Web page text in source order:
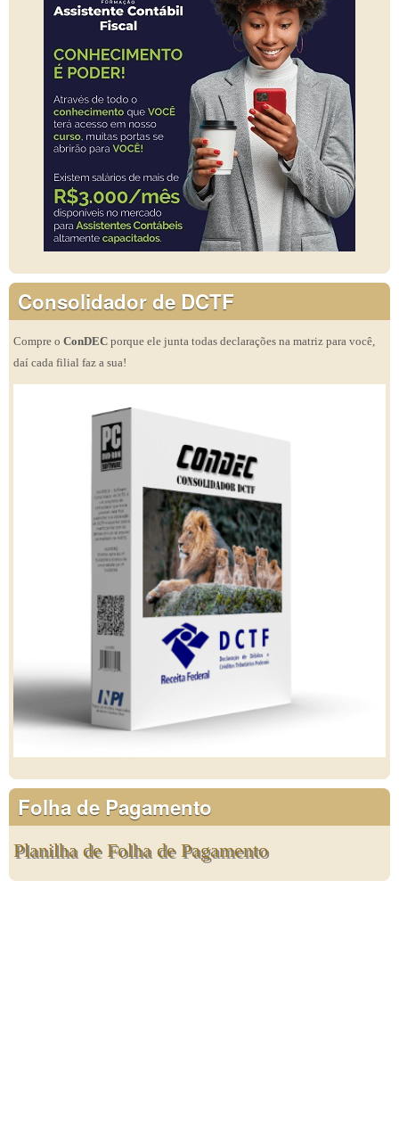
Consolidador de DCTF
Compre o ConDEC porque ele junta todas declarações na matriz para você,
daí cada filial faz a sua!
Folha de Pagamento
Planilha de Folha de Pagamento